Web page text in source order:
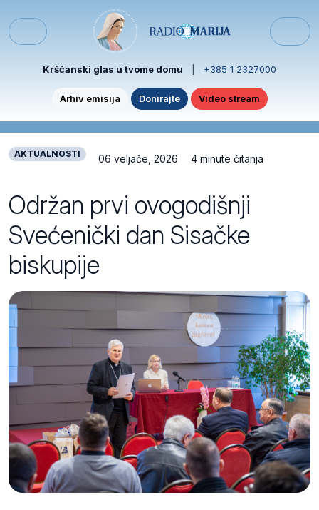
Menu
Kršćanski glas u tvome domu +385 1 2327000
Arhiv emisija Donirajte Video stream
AKTUALNOSTI 06 veljače, 2026 4 minute čitanja
Održan prvi ovogodišnji
Svećenički dan Sisačke
biskupije